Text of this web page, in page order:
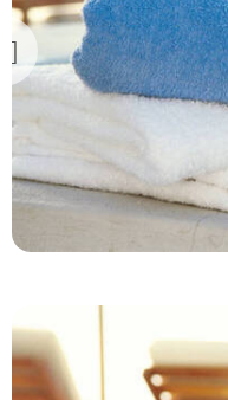
Previous